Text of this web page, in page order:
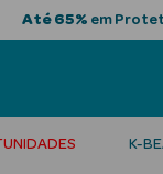
Até 65% em
K-